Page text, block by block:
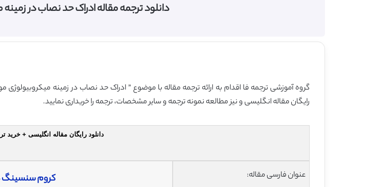
دانلود ترجمه مقاله ادراک حد نصاب در
گروه آموزشی ترجمه فا اقدام به ارائه ترجمه مقاله با موضوع ” ادراک حد نصاب در زمینه
رایگان مقاله انگلیسی و نیز مطالعه نمونه ترجمه و سایر مشخصات، ترجمه را خریداری نمایید.
دانلود رایگان مقاله انگلیسی + خرید
عنوان فارسی مقاله: کروم سنسینگ